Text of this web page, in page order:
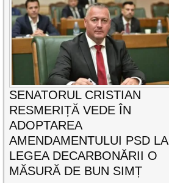
SENATORUL CRISTIAN
RESMERIȚĂ VEDE ÎN
ADOPTAREA
AMENDAMENTULUI PSD LA
LEGEA DECARBONĂRII O
MĂSURĂ DE BUN SIMȚ